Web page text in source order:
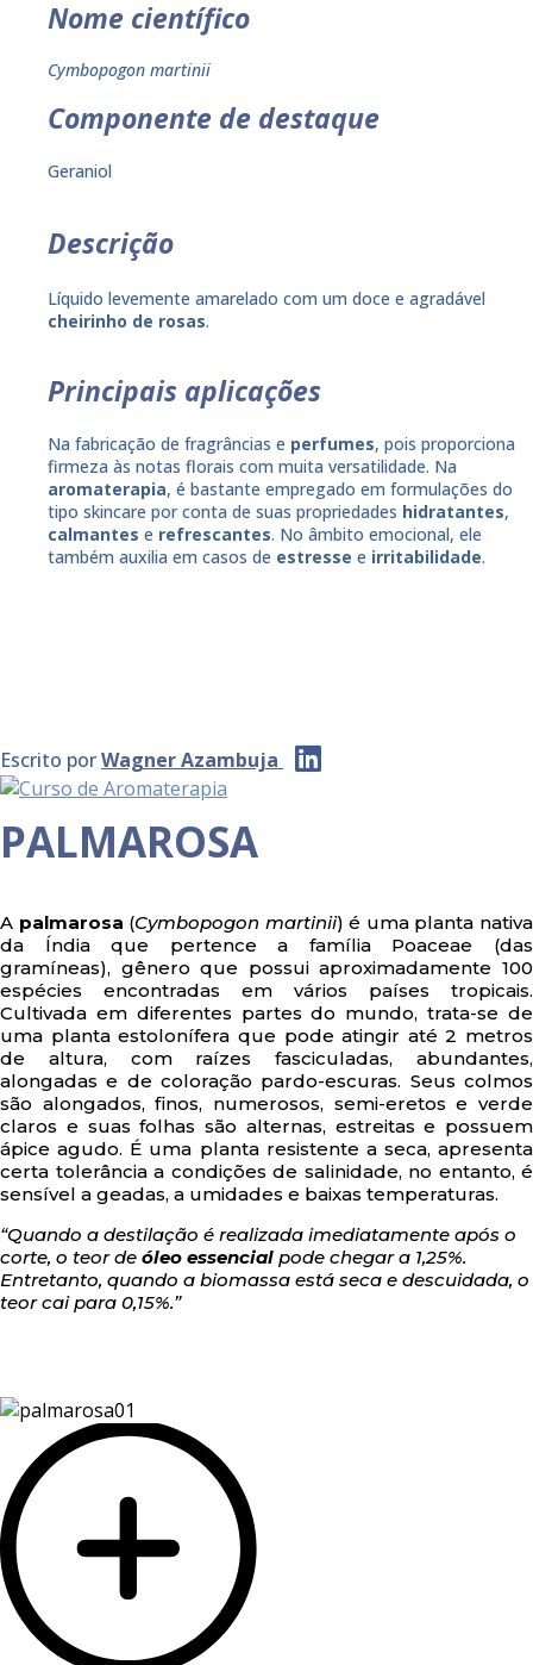
Nome científico
Cymbopogon martinii
Componente de destaque
Geraniol
Descrição
Líquido levemente amarelado com um doce e agradável
cheirinho de rosas.
Principais aplicações
Na fabricação de fragrâncias e perfumes, pois proporciona
firmeza às notas florais com muita versatilidade. Na
aromaterapia, é bastante empregado em formulações do
tipo skincare por conta de suas propriedades hidratantes,
calmantes e refrescantes. No âmbito emocional, ele
também auxilia em casos de estresse e irritabilidade.
Escrito porWagner Azambuja
PALMAROSA
A palmarosa (Cymbopogon martinii) é uma planta nativa
da Índia que pertence a família Poaceae (das
gramíneas), gênero que possui aproximadamente 100
espécies encontradas em vários países tropicais.
Cultivada em diferentes partes do mundo, trata-se de
uma planta estolonífera que pode atingir até 2 metros
de altura, com raízes fasciculadas, abundantes,
alongadas e de coloração pardo-escuras. Seus colmos
são alongados, finos, numerosos, semi-eretos e verde
claros e suas folhas são alternas, estreitas e possuem
ápice agudo. É uma planta resistente a seca, apresenta
certa tolerância a condições de salinidade, no entanto, é
sensível a geadas, a umidades e baixas temperaturas.
“Quando a destilação é realizada imediatamente após o
corte, o teor de óleo essencial pode chegar a 1,25%.
Entretanto, quando a biomassa está seca e descuidada, o
teor cai para 0,15%.”